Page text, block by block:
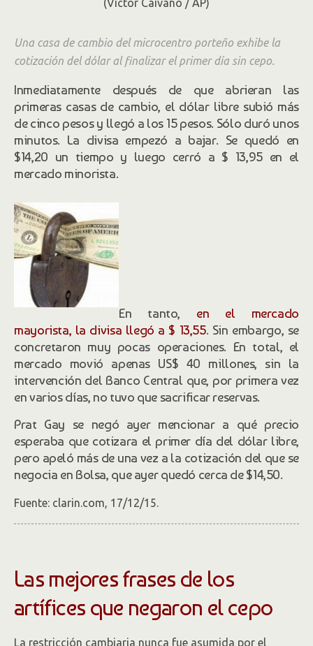
Una casa de cambio del microcentro porteño exhibe la
cotización del dólar al finalizar el primer día sin cepo.
Inmediatamente después de que abrieran las
primeras casas de cambio, el dólar libre subió más
de cinco pesos y llegó a los 15 pesos. Sólo duró unos
minutos. La divisa empezó a bajar. Se quedó en
$14,20 un tiempo y luego cerró a $ 13,95 en el
mercado minorista.
En tanto, en el mercado
mayorista, la divisa llegó a $ 13,55. Sin embargo, se
concretaron muy pocas operaciones. En total, el
mercado movió apenas US$ 40 millones, sin la
intervención del Banco Central que, por primera vez
en varios días, no tuvo que sacrificar reservas.
Prat Gay se negó ayer mencionar a qué precio
esperaba que cotizara el primer día del dólar libre,
pero apeló más de una vez a la cotización del que se
negocia en Bolsa, que ayer quedó cerca de $14,50.
Fuente: clarin.com, 17/12/15.
Las mejores frases de los
artífices que negaron el cepo
La restricción cambiaria nunca fue asumida por el